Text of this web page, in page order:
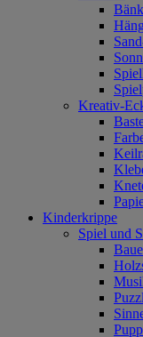
Kreativ-
Kinderkrippe
Spiel und